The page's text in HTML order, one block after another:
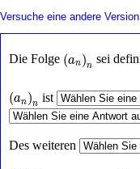
Schalte
für
Graphenanzeige
Zeichnungseingabe
an
Versuche eine andere
Die Folge (an)n
(a )n sei
(an)n
(a )n ist
Des weiteren